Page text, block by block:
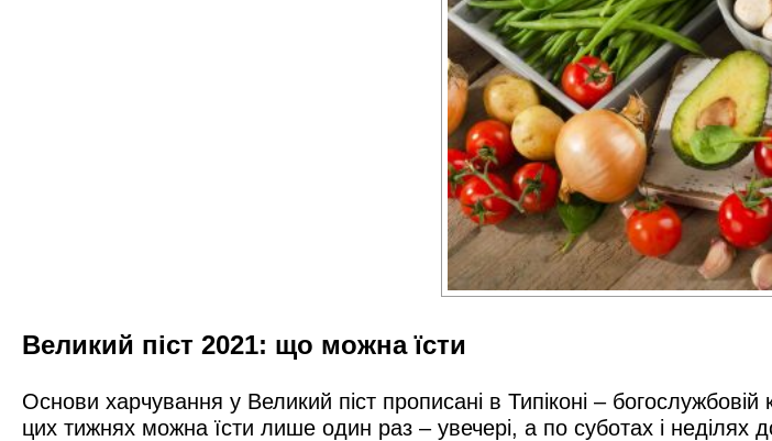
Великий піст 2021: що можна їсти
Основи харчування у Великий піст прописані в Типіконі –
цих тижнях можна їсти лише один раз – увечері, а по суботах і неділях